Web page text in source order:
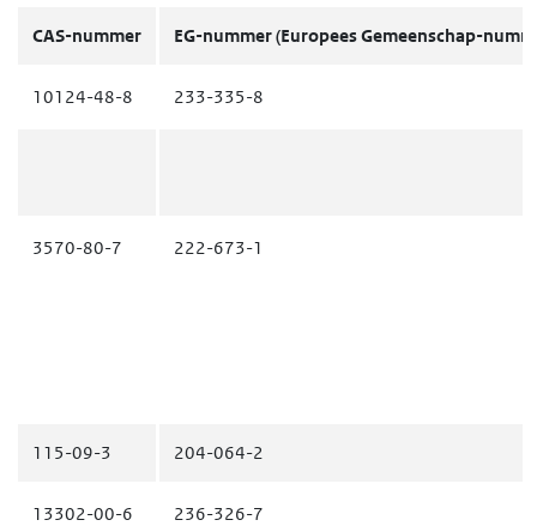
CAS-nummer EG-nummer(Europees Gemeenschap-
10124-48-8 233-335-8
3570-80-7 222-673-1
115-09-3 204-064-2
13302-00-6 236-326-7